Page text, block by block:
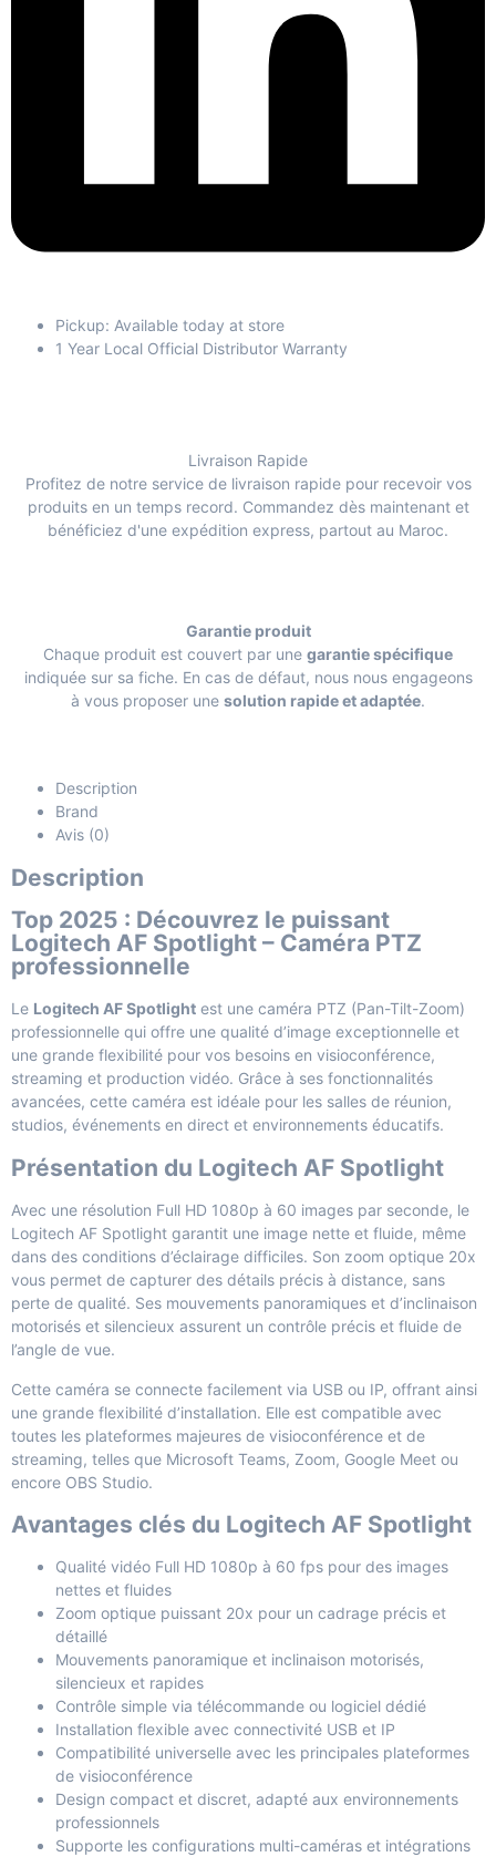
Pickup: Available today at store
1 Year Local Official Distributor Warranty
Livraison Rapide
Profitez de notre service de livraison rapide pour recevoir vos
produits en un temps record. Commandez dès maintenant et
bénéficiez d'une expédition express, partout au Maroc.
Garantie produit
Chaque produit est couvert par une garantie spécifique
indiquée sur sa fiche. En cas de défaut, nous nous engageons
à vous proposer une solution rapide et adaptée.
Description
Brand
Avis (0)
Description
Top 2025 : Découvrez le puissant
Logitech AF Spotlight – Caméra PTZ
professionnelle
Le Logitech AF Spotlight est une caméra PTZ (Pan-Tilt-Zoom)
professionnelle qui offre une qualité d’image exceptionnelle et
une grande flexibilité pour vos besoins en visioconférence,
streaming et production vidéo. Grâce à ses fonctionnalités
avancées, cette caméra est idéale pour les salles de réunion,
studios, événements en direct et environnements éducatifs.
Présentation du Logitech AF Spotlight
Avec une résolution Full HD 1080p à 60 images par seconde, le
Logitech AF Spotlight garantit une image nette et fluide, même
dans des conditions d’éclairage difficiles. Son zoom optique 20x
vous permet de capturer des détails précis à distance, sans
perte de qualité. Ses mouvements panoramiques et d’inclinaison
motorisés et silencieux assurent un contrôle précis et fluide de
l’angle de vue.
Cette caméra se connecte facilement via USB ou IP, offrant ainsi
une grande flexibilité d’installation. Elle est compatible avec
toutes les plateformes majeures de visioconférence et de
streaming, telles que Microsoft Teams, Zoom, Google Meet ou
encore OBS Studio.
Avantages clés du Logitech AF Spotlight
Qualité vidéo Full HD 1080p à 60 fps pour des images
nettes et fluides
Zoom optique puissant 20x pour un cadrage précis et
détaillé
Mouvements panoramique et inclinaison motorisés,
silencieux et rapides
Contrôle simple via télécommande ou logiciel dédié
Installation flexible avec connectivité USB et IP
Compatibilité universelle avec les principales plateformes
de visioconférence
Design compact et discret, adapté aux environnements
professionnels
Supporte les configurations multi-caméras et intégrations